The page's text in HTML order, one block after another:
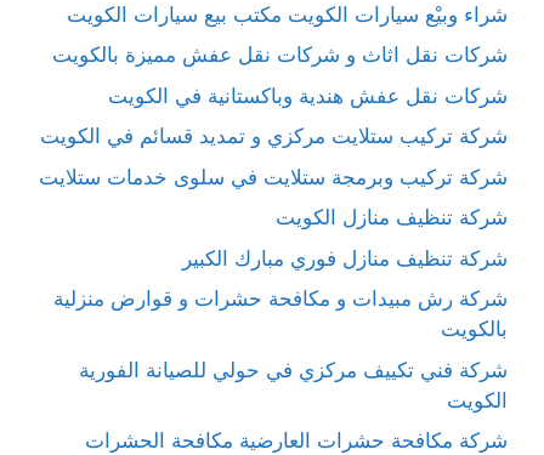
شراء وبيْع سيارات الكويت مكتب بيع سيارات الكويت
شركات نقل اثاث و شركات نقل عفش مميزة بالكويت
شركات نقل عفش هندية وباكستانية في الكويت
شركة تركيب ستلايت مركزي و تمديد قسائم في الكويت
شركة تركيب وبرمجة ستلايت في سلوى خدمات ستلايت
شركة تنظيف منازل الكويت
شركة تنظيف منازل فوري مبارك الكبير
شركة رش مبيدات و مكافحة حشرات و قوارض منزلية
بالكويت
شركة فني تكييف مركزي في حولي للصيانة الفورية
الكويت
شركة مكافحة حشرات العارضية مكافحة الحشرات